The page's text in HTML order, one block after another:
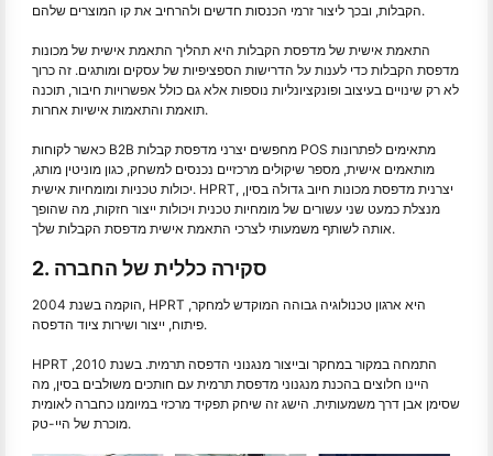
הקבלות, ובכך ליצור זרמי הכנסות חדשים ולהרחיב את קו המוצרים שלהם.
התאמת אישית של מדפסת הקבלות היא תהליך התאמת אישית של מכונות
מדפסת הקבלות כדי לענות על הדרישות הספציפיות של עסקים ומותגים. זה כרוך
לא רק שינויים בעיצוב ופונקציונליות נוספות אלא גם כולל אפשרויות חיבור, תוכנה
תואמת והתאמות אישיות אחרות.
כאשר לקוחות B2B מחפשים יצרני מדפסת קבלות POS מתאימים לפתרונות
מותאמים אישית, מספר שיקולים מרכזיים נכנסים למשחק, כגון מוניטין מותג,
יכולות טכניות ומומחיות אישית. HPRT, יצרנית מדפסת מכונות חיוב גדולה בסין,
מנצלת כמעט שני עשורים של מומחיות טכנית ויכולות ייצור חזקות, מה שהופך
אותה לשותף משמעותי לצרכי התאמת אישית מדפסת הקבלות שלך.
2. סקירה כללית של החברה
הוקמה בשנת 2004, HPRT היא ארגון טכנולוגיה גבוהה המוקדש למחקר,
פיתוח, ייצור ושירות ציוד הדפסה.
HPRT התמחה במקור במחקר ובייצור מנגנוני הדפסה תרמית. בשנת 2010,
היינו חלוצים בהכנת מנגנוני מדפסת תרמית עם חותכים משולבים בסין, מה
שסימן אבן דרך משמעותית. הישג זה שיחק תפקיד מרכזי במיומנו כחברה לאומית
מוכרת של היי-טק.